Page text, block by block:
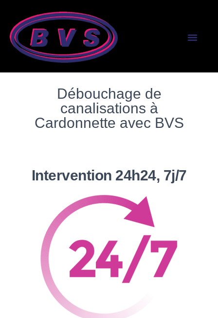
Débouchage de
canalisations à
Cardonnette avec BVS
Intervention 24h24, 7j/7